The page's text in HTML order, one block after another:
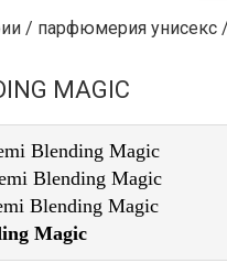
ТЕЛОМ
КОСМЕТИКА
/ парфюмерия унисекс
MAGIC
Blending Magic
Blending Magic
Blending Magic
Magic